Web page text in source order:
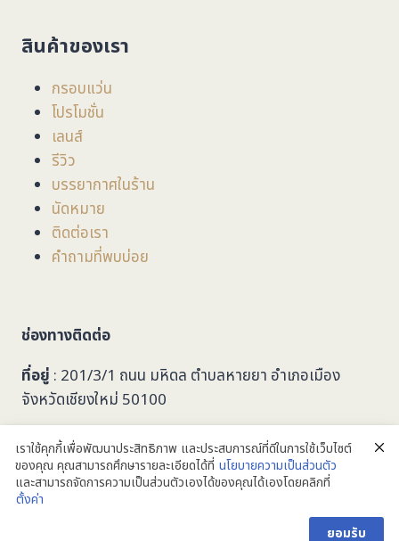
สินค้าของเรา
กรอบแว่น
โปรโมชั่น
เลนส์
รีวิว
บรรยากาศในร้าน
นัดหมาย
ติดต่อเรา
คำถามที่พบบ่อย
ช่องทางติดต่อ
ที่อยู่ : 201/3/1 ถนน มหิดล ตำบลหายยา อำเภอเมือง
จังหวัดเชียงใหม่ 50100
053-279749
taalookoptic@gmail.com
เราใช้คุกกี้เพื่อพัฒนาประสิทธิภาพ และประสบการณ์ที่ดีในการใช้เว็บไซต์
ของคุณ คุณสามารถศึกษารายละเอียดได้ที่ นโยบายความเป็นส่วนตัว
และสามารถจัดการความเป็นส่วนตัวเองได้ของคุณได้เองโดยคลิกที่
ตั้งค่า
ยอมรับ